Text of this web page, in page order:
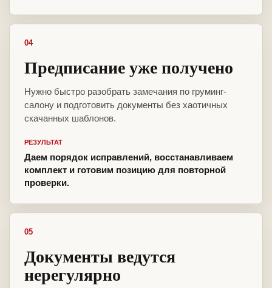
04
Предписание уже получено
Нужно быстро разобрать замечания по груминг-
салону и подготовить документы без хаотичных
скачанных шаблонов.
РЕЗУЛЬТАТ
Даем порядок исправлений, восстанавливаем
комплект и готовим позицию для повторной
проверки.
05
Документы ведутся
нерегулярно